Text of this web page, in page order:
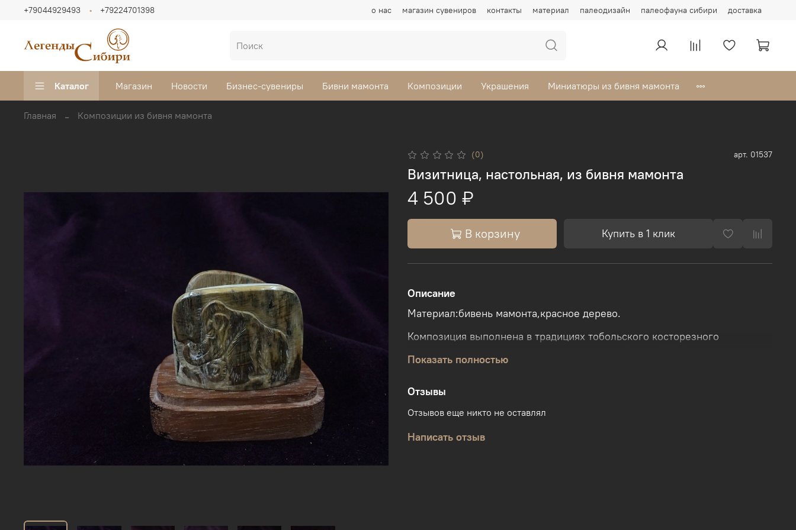
о нас магазин сувениров контакты материал палеодизайн палеофауна сибири доставка
+79044929493 +79224701398
Каталог Магазин Новости Бизнес-сувениры Бивни мамонта Композиции Украшения Миниатюры из бивня мамонта
Главная Композиции из бивня мамонта
(0) арт. 01537
Визитница, настольная, из бивня мамонта
4 500 ₽
В корзину Купить в 1 клик
Описание
Материал:бивень мамонта,красное дерево.
Композиция выполнена в традициях тобольского косторезного
Показать полностью
Отзывы
Отзывов еще никто не оставлял
Написать отзыв